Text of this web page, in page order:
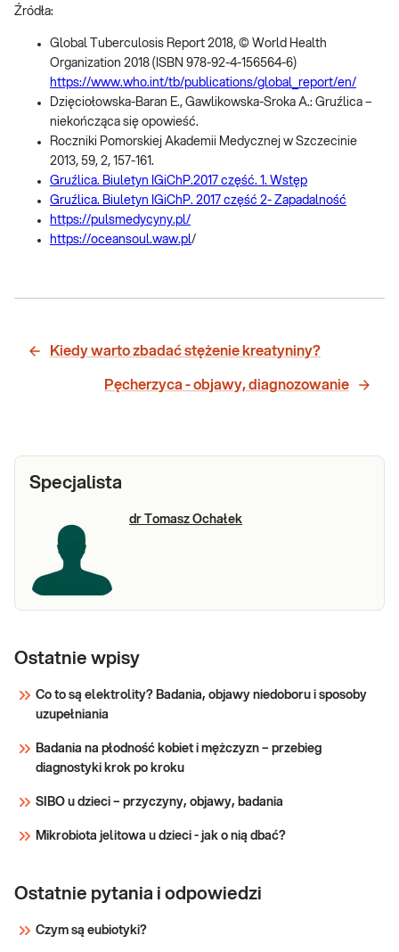
Źródła:
Global Tuberculosis Report 2018, © World Health
Organization 2018 (ISBN 978-92-4-156564-6)
https://www.who.int/tb/publications/global_report/en/
Dzięciołowska-Baran E., Gawlikowska-Sroka A.: Gruźlica –
niekończąca się opowieść.
Roczniki Pomorskiej Akademii Medycznej w Szczecinie
2013, 59, 2, 157-161.
Gruźlica. Biuletyn IGiChP.2017 część. 1. Wstęp
Gruźlica. Biuletyn IGiChP. 2017 część 2- Zapadalność
https://pulsmedycyny.pl/
https://oceansoul.waw.pl/
Kiedy warto zbadać stężenie kreatyniny?
Pęcherzyca - objawy, diagnozowanie
Specjalista
dr Tomasz Ochałek
Ostatnie wpisy
Co to są elektrolity? Badania, objawy niedoboru i sposoby
uzupełniania
Badania na płodność kobiet i mężczyzn – przebieg
diagnostyki krok po kroku
SIBO u dzieci – przyczyny, objawy, badania
Mikrobiota jelitowa u dzieci - jak o nią dbać?
Ostatnie pytania i odpowiedzi
Czym są eubiotyki?